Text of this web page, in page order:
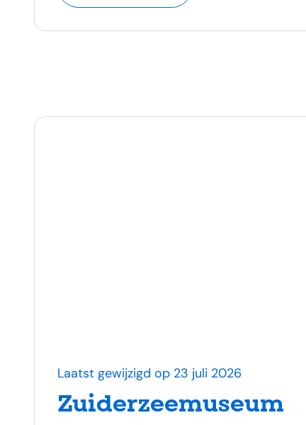
Zuiderzeemuseum
Laatst gewijzigd op 23 juli 2026